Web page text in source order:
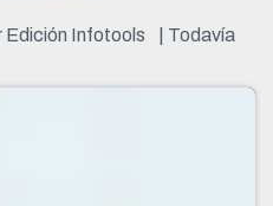
Edición Infotools
| Todavía